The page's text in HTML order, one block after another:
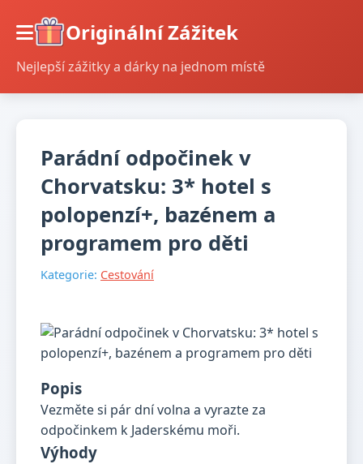
Originální Zážitek
Nejlepší zážitky a dárky na jednom místě
Parádní odpočinek v
Chorvatsku: 3* hotel s
polopenzí+, bazénem a
programem pro děti
Kategorie: Cestování
Popis
Vezměte si pár dní volna a vyrazte za
odpočinkem k Jaderskému moři.
Výhody